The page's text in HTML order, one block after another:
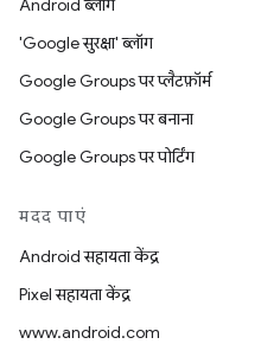
Android ब्लॉग
'Google सुरक्षा' ब्लॉग
Google Groups पर प्लैटफ़ॉर्म
Google Groups पर बनाना
Google Groups पर पोर्टिंग
मदद पाएं
Android सहायता केंद्र
Pixel सहायता केंद्र
www.android.com